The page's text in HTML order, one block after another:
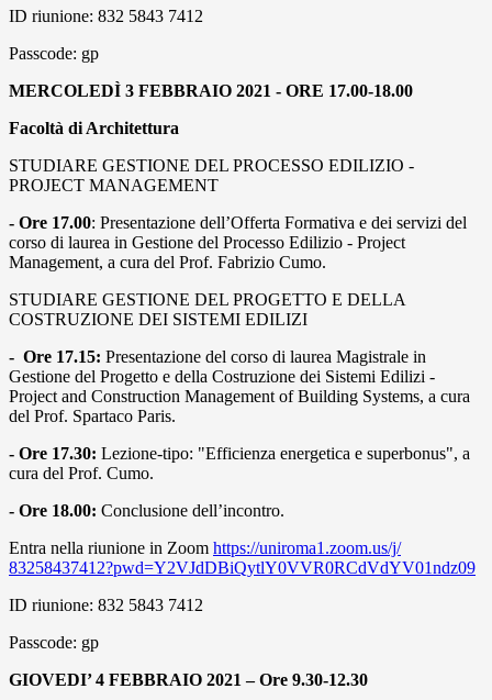
ID riunione: 832 5843 7412
Passcode: gp
MERCOLEDÌ 3 FEBBRAIO 2021 - ORE 17.00-18.00
Facoltà di Architettura
STUDIARE GESTIONE DEL PROCESSO EDILIZIO -
PROJECT MANAGEMENT
- Ore 17.00: Presentazione dell’Offerta Formativa e dei servizi del
corso di laurea in Gestione del Processo Edilizio - Project
Management, a cura del Prof. Fabrizio Cumo.
STUDIARE GESTIONE DEL PROGETTO E DELLA
COSTRUZIONE DEI SISTEMI EDILIZI
- Ore 17.15: Presentazione del corso di laurea Magistrale in
Gestione del Progetto e della Costruzione dei Sistemi Edilizi -
Project and Construction Management of Building Systems, a cura
del Prof. Spartaco Paris.
- Ore 17.30: Lezione-tipo: "Efficienza energetica e superbonus", a
cura del Prof. Cumo.
- Ore 18.00: Conclusione dell’incontro.
Entra nella riunione in Zoom https://uniroma1.zoom.us/j/
83258437412?pwd=Y2VJdDBiQytlY0VVR0RCdVdYV01ndz09
ID riunione: 832 5843 7412
Passcode: gp
GIOVEDI’ 4 FEBBRAIO 2021 – Ore 9.30-12.30